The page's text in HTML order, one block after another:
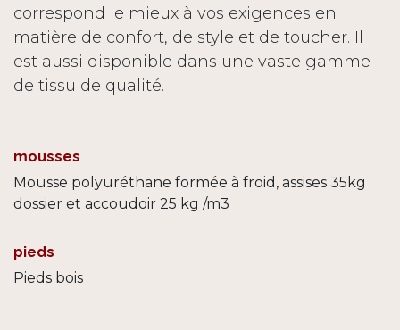
correspond le mieux à vos exigences en
matière de confort, de style et de toucher. Il
est aussi disponible dans une vaste gamme
de tissu de qualité.
mousses
Mousse polyuréthane formée à froid, assises 35kg
dossier et accoudoir 25 kg /m3
pieds
Pieds bois